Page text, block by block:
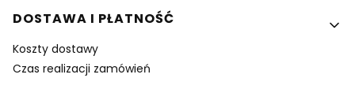
DOSTAWA I PŁATNOŚĆ
Koszty dostawy
Czas realizacji zamówień